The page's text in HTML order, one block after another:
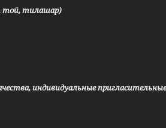
той, тилашар)
индивидуальные